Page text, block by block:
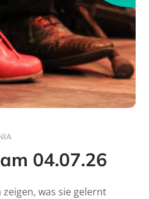
04.07.26
was sie gelernt